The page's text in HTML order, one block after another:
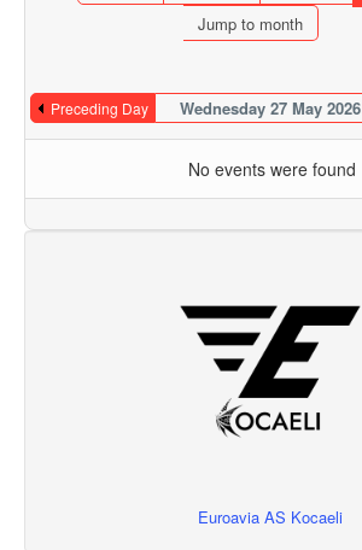
Jump to month
Preceding Day Wednesday 27 May 2026
No events were found
Euroavia AS Kocaeli